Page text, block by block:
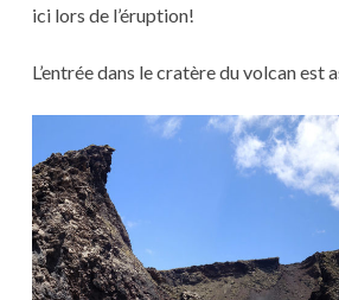
ici lors de l’éruption!
L’entrée dans le cratère du volcan est